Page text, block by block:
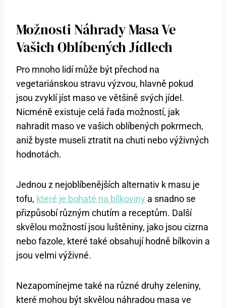
Možnosti Náhrady Masa Ve
Vašich Oblíbených Jídlech
Pro mnoho lidí může být přechod na
vegetariánskou stravu výzvou, hlavně pokud
jsou zvyklí jíst maso ve většině svých jídel.
Nicméně existuje celá řada možností, jak
nahradit maso ve vašich oblíbených pokrmech,
aniž byste museli ztratit na chuti nebo výživných
hodnotách.
Jednou z nejoblíbenějších alternativ k masu je
tofu, které je bohaté na bílkoviny a snadno se
přizpůsobí různým chutím a receptům. Další
skvělou možností jsou luštěniny, jako jsou cizrna
nebo fazole, které také obsahují hodně bílkovin a
jsou velmi výživné.
Nezapomínejme také na různé druhy zeleniny,
které mohou být skvělou náhradou masa ve